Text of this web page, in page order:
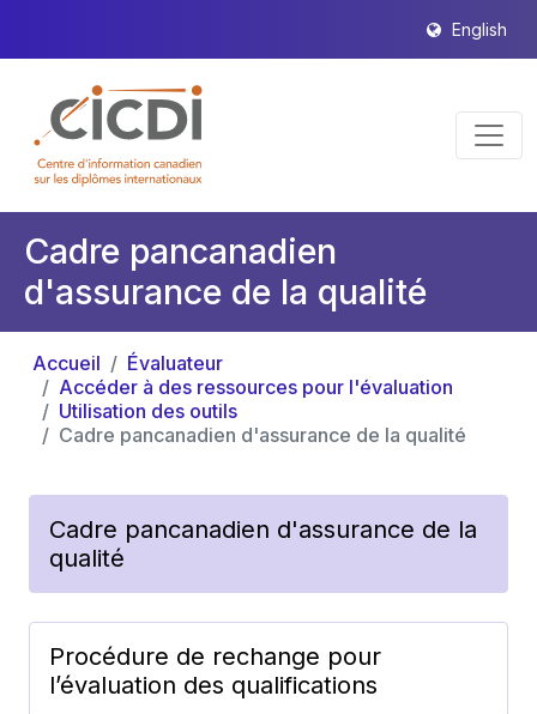
English
Cadre pancanadien
d'assurance de la qualité
Accueil
Évaluateur
Accéder à des ressources pour l'évaluation
Utilisation des outils
Cadre pancanadien d'assurance de la qualité
Cadre pancanadien d'assurance de la
qualité
Procédure de rechange pour
l’évaluation des qualifications